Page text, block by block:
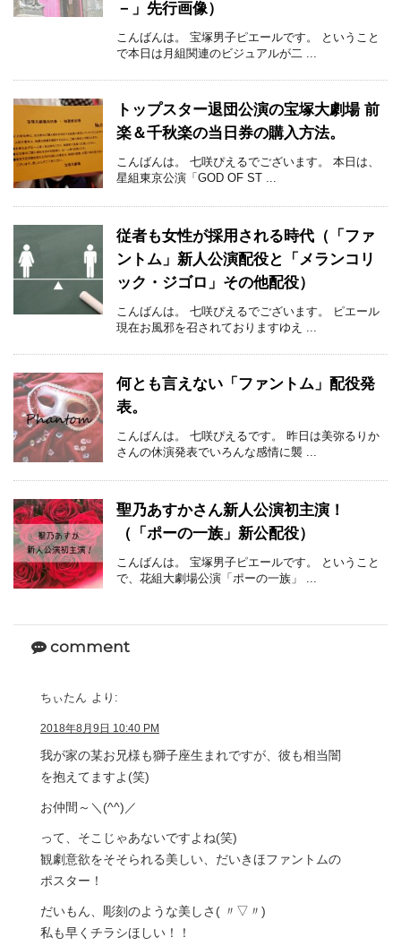
－」先行画像）
こんばんは。 宝塚男子ピエールです。 ということ
で本日は月組関連のビジュアルが二 ...
トップスター退団公演の宝塚大劇場 前
楽＆千秋楽の当日券の購入方法。
こんばんは。 七咲ぴえるでございます。 本日は、
星組東京公演「GOD OF ST ...
従者も女性が採用される時代（「ファ
ントム」新人公演配役と「メランコリ
ック・ジゴロ」その他配役）
こんばんは。 七咲ぴえるでございます。 ピエール
現在お風邪を召されておりますゆえ ...
何とも言えない「ファントム」配役発
表。
こんばんは。 七咲ぴえるです。 昨日は美弥るりか
さんの休演発表でいろんな感情に襲 ...
聖乃あすかさん新人公演初主演！
（「ポーの一族」新公配役）
こんばんは。 宝塚男子ピエールです。 ということ
で、花組大劇場公演「ポーの一族」 ...
comment
ちぃたん より:
2018年8月9日 10:40 PM
我が家の某お兄様も獅子座生まれですが、彼も相当闇
を抱えてますよ(笑)
お仲間～＼(^^)／
って、そこじゃあないですよね(笑)
観劇意欲をそそられる美しい、だいきほファントムの
ポスター！
だいもん、彫刻のような美しさ( 〃▽〃)
私も早くチラシほしい！！